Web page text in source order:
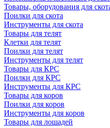
Товары, оборудования для
Поилки для скота
Инструменты для скота
Товары для телят
Клетки для телят
Поилки для телят
Инструменты для телят
Товары для КРС
Поилки для КРС
Инструменты для КРС
Товары для коров
Поилки для коров
Инструменты для коров
Товары для лошадей